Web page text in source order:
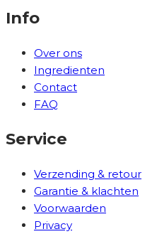
Info
Over ons
Ingredienten
Contact
FAQ
Service
Verzending & retour
Garantie & klachten
Voorwaarden
Privacy